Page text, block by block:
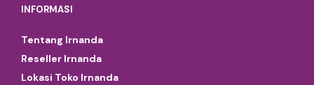
INFORMASI
Tentang Irnanda
Reseller Irnanda
Lokasi Toko Irnanda